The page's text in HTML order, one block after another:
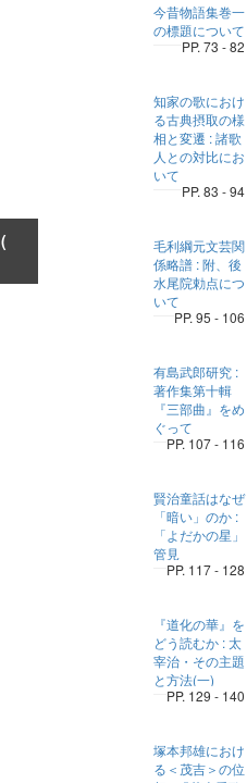
(
今昔物語集巻一
の標題について
PP. 73 - 82
知家の歌におけ
る古典摂取の様
相と変遷 : 諸歌
人との対比にお
いて
PP. 83 - 94
毛利綱元文芸関
係略譜 : 附、後
水尾院勅点につ
いて
PP. 95 - 106
有島武郎研究 :
著作集第十輯
『三部曲』をめ
ぐって
PP. 107 - 116
賢治童話はなぜ
「暗い」のか :
「よだかの星」
管見
PP. 117 - 128
『道化の華』を
どう読むか : 太
宰治・その主題
と方法(一)
PP. 129 - 140
塚本邦雄におけ
る＜茂吉＞の位